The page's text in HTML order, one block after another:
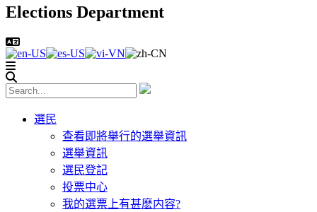
Elections Department
選民
查看即將舉行的選舉資訊
選舉資訊
選民登記
投票中心
我的選票上有甚麽内容?